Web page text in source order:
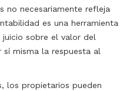
no necesariamente refleja
es una herramienta
sobre el valor del
misma la respuesta al
los propietarios pueden